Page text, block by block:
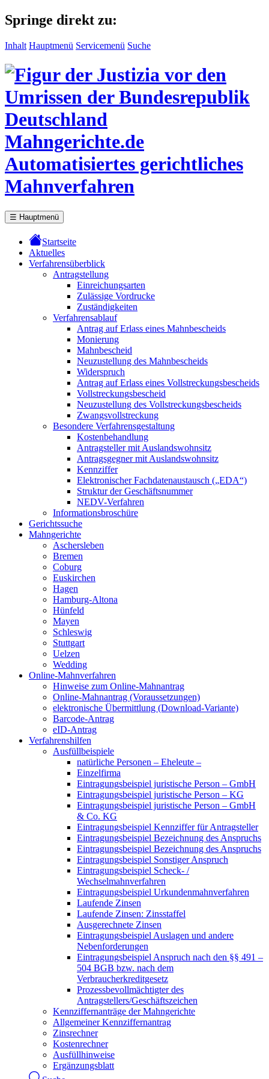
Springe direkt zu:
Inhalt Hauptmenü Servicemenü Suche
Mahngerichte.de
Automatisiertes gerichtliches
Mahnverfahren
☰ Hauptmenü
Startseite
Aktuelles
Verfahrensüberblick
Antragstellung
Einreichungsarten
Zulässige Vordrucke
Zuständigkeiten
Verfahrensablauf
Antrag auf Erlass eines Mahnbescheids
Monierung
Mahnbescheid
Neuzustellung des Mahnbescheids
Widerspruch
Antrag auf Erlass eines Vollstreckungsbescheids
Vollstreckungsbescheid
Neuzustellung des Vollstreckungsbescheids
Zwangsvollstreckung
Besondere Verfahrensgestaltung
Kostenbehandlung
Antragsteller mit Auslandswohnsitz
Antragsgegner mit Auslandswohnsitz
Kennziffer
Elektronischer Fachdatenaustausch („EDA“)
Struktur der Geschäftsnummer
NEDV-Verfahren
Informationsbroschüre
Gerichtssuche
Mahngerichte
Aschersleben
Bremen
Coburg
Euskirchen
Hagen
Hamburg-Altona
Hünfeld
Mayen
Schleswig
Stuttgart
Uelzen
Wedding
Online-Mahnverfahren
Hinweise zum Online-Mahnantrag
Online-Mahnantrag (Voraussetzungen)
elektronische Übermittlung (Download-Variante)
Barcode-Antrag
eID-Antrag
Verfahrenshilfen
Ausfüllbeispiele
natürliche Personen – Eheleute –
Einzelfirma
Eintragungsbeispiel juristische Person – GmbH
Eintragungsbeispiel juristische Person – KG
Eintragungsbeispiel juristische Person – GmbH
& Co. KG
Eintragungsbeispiel Kennziffer für Antragsteller
Eintragungsbeispiel Bezeichnung des Anspruchs
Eintragungsbeispiel Bezeichnung des Anspruchs
Eintragungsbeispiel Sonstiger Anspruch
Eintragungsbeispiel Scheck- /
Wechselmahnverfahren
Eintragungsbeispiel Urkundenmahnverfahren
Laufende Zinsen
Laufende Zinsen: Zinsstaffel
Ausgerechnete Zinsen
Eintragungsbeispiel Auslagen und andere
Nebenforderungen
Eintragungsbeispiel Anspruch nach den §§ 491 –
504 BGB bzw. nach dem
Verbraucherkreditgesetz
Prozessbevollmächtigter des
Antragstellers/Geschäftszeichen
Kennziffernanträge der Mahngerichte
Allgemeiner Kennziffernantrag
Zinsrechner
Kostenrechner
Ausfüllhinweise
Ergänzungsblatt